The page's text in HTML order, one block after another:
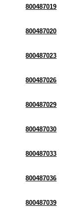
800487019
800487020
800487023
800487026
800487029
800487030
800487033
800487036
800487039